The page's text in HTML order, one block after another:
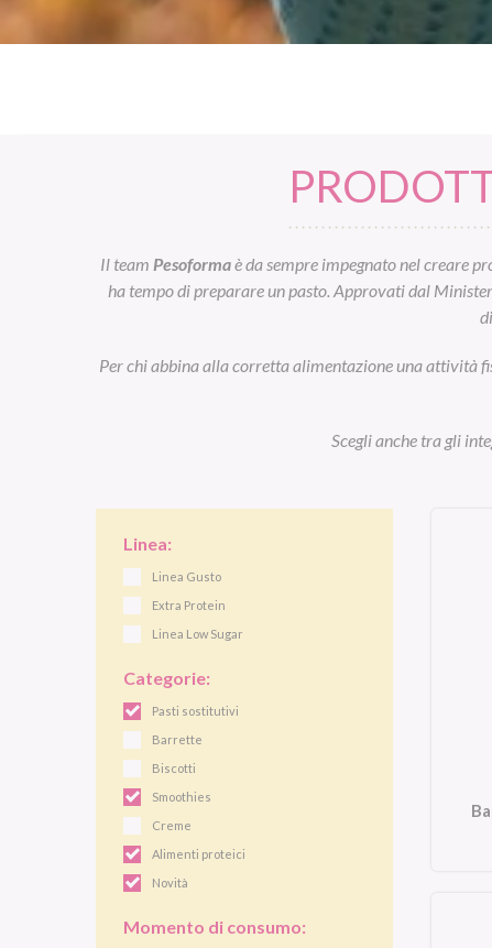
Il team Pesoformaè da sempre impegnato nel creare
ha tempo di preparare un pasto. Approvati dal
Per chi abbina alla corretta alimentazione una attività
Scegli anche tra gli
Linea:
Linea Gusto
Extra Protein
Linea Low Sugar
Categorie:
Pasti sostitutivi
Barrette
Biscotti
Smoothies
Creme
Alimenti proteici
Novità
Momento di consumo: